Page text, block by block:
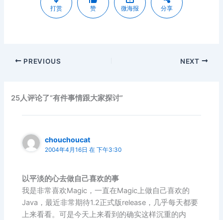
打赏 赞 微海报 分享
PREVIOUS NEXT
25人评论了“有件事情跟大家探讨”
chouchoucat
2004年4月16日 在 下午3:30
以平淡的心去做自己喜欢的事
我是非常喜欢Magic，一直在Magic上做自己喜欢的
Java，最近非常期待1.2正式版release，几乎每天都要
上来看看。可是今天上来看到的确实这样沉重的内